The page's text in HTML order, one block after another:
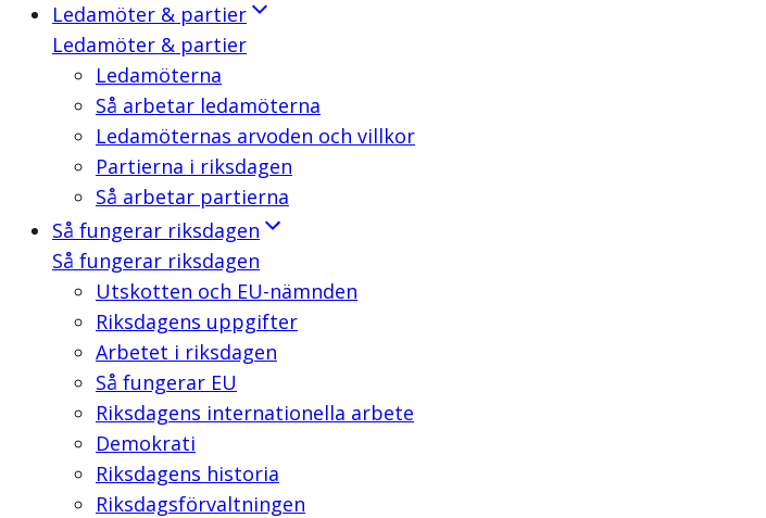
Ledamöter & partier
Ledamöter & partier
Ledamöterna
Så arbetar ledamöterna
Ledamöternas arvoden och villkor
Partierna i riksdagen
Så arbetar partierna
Så fungerar riksdagen
Så fungerar riksdagen
Utskotten och EU-nämnden
Riksdagens uppgifter
Arbetet i riksdagen
Så fungerar EU
Riksdagens internationella arbete
Demokrati
Riksdagens historia
Riksdagsförvaltningen